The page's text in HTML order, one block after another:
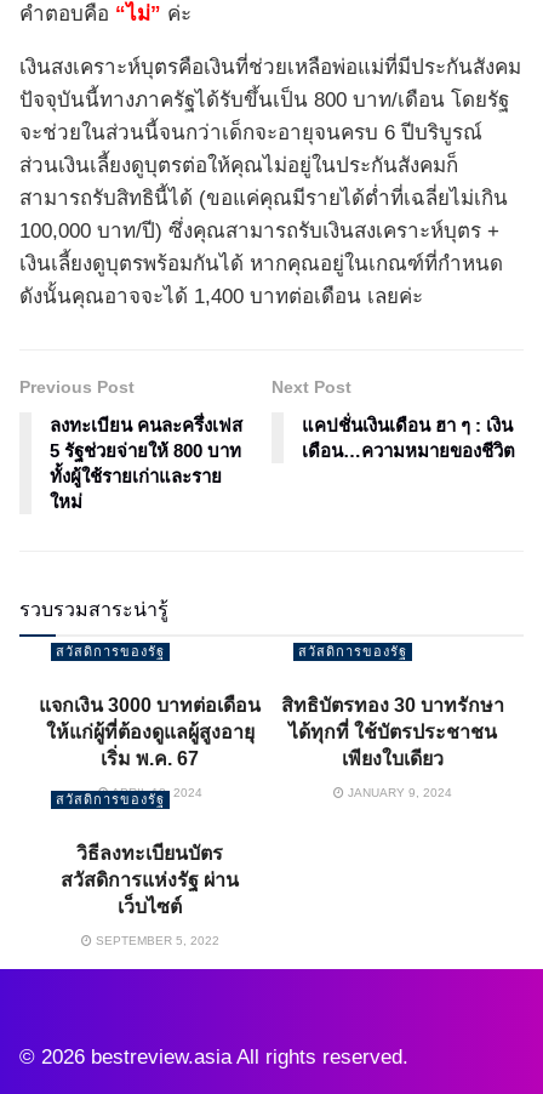
คำตอบคือ “ไม่” ค่ะ
เงินสงเคราะห์บุตรคือเงินที่ช่วยเหลือพ่อแม่ที่มีประกันสังคม
ปัจจุบันนี้ทางภาครัฐได้รับขึ้นเป็น 800 บาท/เดือน โดยรัฐ
จะช่วยในส่วนนี้จนกว่าเด็กจะอายุจนครบ 6 ปีบริบูรณ์
ส่วนเงินเลี้ยงดูบุตรต่อให้คุณไม่อยู่ในประกันสังคมก็
สามารถรับสิทธินี้ได้ (ขอแค่คุณมีรายได้ต่ำที่เฉลี่ยไม่เกิน
100,000 บาท/ปี) ซึ่งคุณสามารถรับเงินสงเคราะห์บุตร +
เงินเลี้ยงดูบุตรพร้อมกันได้ หากคุณอยู่ในเกณฑ์ที่กำหนด
ดังนั้นคุณอาจจะได้ 1,400 บาทต่อเดือน เลยค่ะ
Previous Post
ลงทะเบียน คนละครึ่งเฟส
5 รัฐช่วยจ่ายให้ 800 บาท
ทั้งผู้ใช้รายเก่าและราย
ใหม่
Next Post
แคปชั่นเงินเดือน ฮา ๆ : เงิน
เดือน…ความหมายของชีวิต
รวบรวมสาระน่ารู้
สวัสดิการของรัฐ
แจกเงิน 3000 บาทต่อเดือน
ให้แก่ผู้ที่ต้องดูแลผู้สูงอายุ
เริ่ม พ.ค. 67
APRIL 18, 2024
สวัสดิการของรัฐ
สิทธิบัตรทอง 30 บาทรักษา
ได้ทุกที่ ใช้บัตรประชาชน
เพียงใบเดียว
JANUARY 9, 2024
สวัสดิการของรัฐ
วิธีลงทะเบียนบัตร
สวัสดิการแห่งรัฐ ผ่าน
เว็บไซต์
SEPTEMBER 5, 2022
© 2026 bestreview.asia All rights reserved.